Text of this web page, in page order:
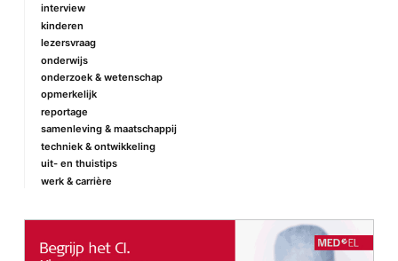
interview
kinderen
lezersvraag
onderwijs
onderzoek & wetenschap
opmerkelijk
reportage
samenleving & maatschappij
techniek & ontwikkeling
uit- en thuistips
werk & carrière